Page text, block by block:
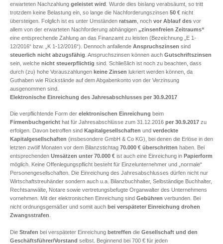
erwarteten Nachzahlung geleistet wird . Wurde dies bislang verabsäumt, so tritt
trotzdem keine Belastung ein, so lange die Nachforderungszinsen 50 € nicht
übersteigen. Folglich ist es unter Umständen ratsam , noch vor Ablauf des vor
allem von der erwarteten Nachforderung abhängigen „zinsenfreien Zeitraums“
eine entsprechende Zahlung an das Finanzamt zu leisten (Bezeichnung „E 1-
12/2016“ bzw. „K 1-12/2016“). Dennoch anfallende Anspruchszinsen sind
steuerlich nicht abzugsfähig . Anspruchszinsen können auch Gutschriftszinsen
sein, welche nicht steuerpflichtig sind. Schließlich ist noch zu beachten, dass
durch (zu) hohe Vorauszahlungen keine Zinsen lukriert werden können, da
Guthaben wie Rückstände auf dem Abgabenkonto von der Verzinsung
ausgenommen sind.
Elektronische Einreichung des Jahresabschlusses per 30.9.2017
Die verpflichtende Form der elektronischen Einreichung beim
Firmenbuchgericht hat für Jahresabschlüsse zum 31.12.2016 per 30.9.2017 zu
erfolgen. Davon betroffen sind Kapitalgesellschaften und verdeckte
Kapitalgesellschaften (insbesondere GmbH & Co KG), bei denen die Erlöse in den
letzten zwölf Monaten vor dem Bilanzstichtag 70.000 € überschritten haben. Bei
entsprechenden Umsätzen unter 70.000 € ist auch eine Einreichung in Papierform
möglich. Keine Offenlegungspflicht besteht für Einzelunternehmer und „normale“
Personengesellschaften. Die Einreichung des Jahresabschlusses dürfen nicht nur
Wirtschaftstreuhänder sondern auch u.a. Bilanzbuchhalter, Selbständige Buchhalter,
Rechtsanwälte, Notare sowie vertretungsbefugte Organwalter des Unternehmens
vornehmen. Mit der elektronischen Einreichung sind Gebühren verbunden. Bei
nicht ordnungsgemäßer und somit auch bei verspäteter Einreichung drohen
Zwangsstrafen
Die Strafen bei verspäteter Einreichung betreffen die Gesellschaft und den
Geschäftsführer/Vorstand selbst. Beginnend bei 700 € für jeden